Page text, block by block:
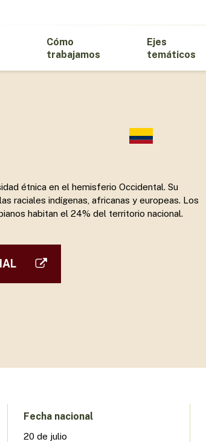
Cómo
trabajamos
Ejes
temáticos
étnica en el hemisferio Occidental. Su
raciales indígenas, africanas y europeas. Los
habitan el 24% del territorio nacional.
Fecha nacional
20 de julio